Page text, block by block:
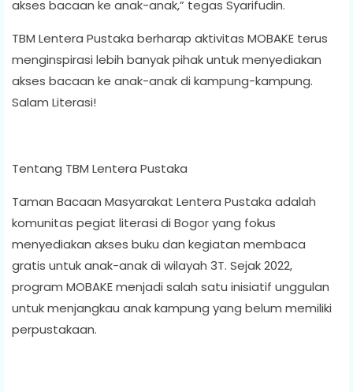
akses bacaan ke anak-anak,” tegas Syarifudin.
TBM Lentera Pustaka berharap aktivitas MOBAKE terus
menginspirasi lebih banyak pihak untuk menyediakan
akses bacaan ke anak-anak di kampung-kampung.
Salam Literasi!
Tentang TBM Lentera Pustaka
Taman Bacaan Masyarakat Lentera Pustaka adalah
komunitas pegiat literasi di Bogor yang fokus
menyediakan akses buku dan kegiatan membaca
gratis untuk anak-anak di wilayah 3T. Sejak 2022,
program MOBAKE menjadi salah satu inisiatif unggulan
untuk menjangkau anak kampung yang belum memiliki
perpustakaan.